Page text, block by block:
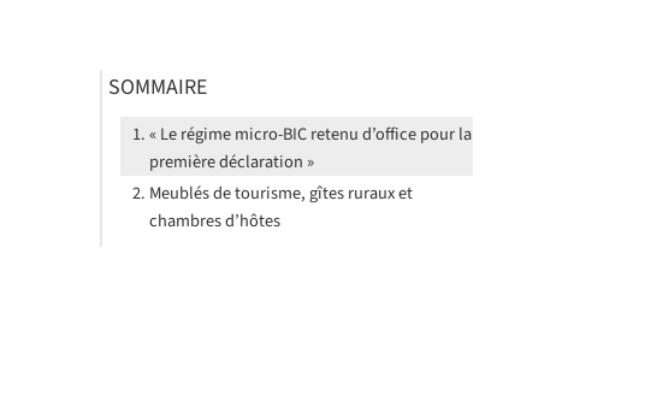
SOMMAIRE
« Le régime micro-BIC retenu d’office pour la
première déclaration »
Meublés de tourisme, gîtes ruraux et
chambres d’hôtes